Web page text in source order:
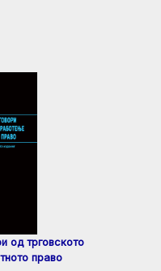
од трговското
право